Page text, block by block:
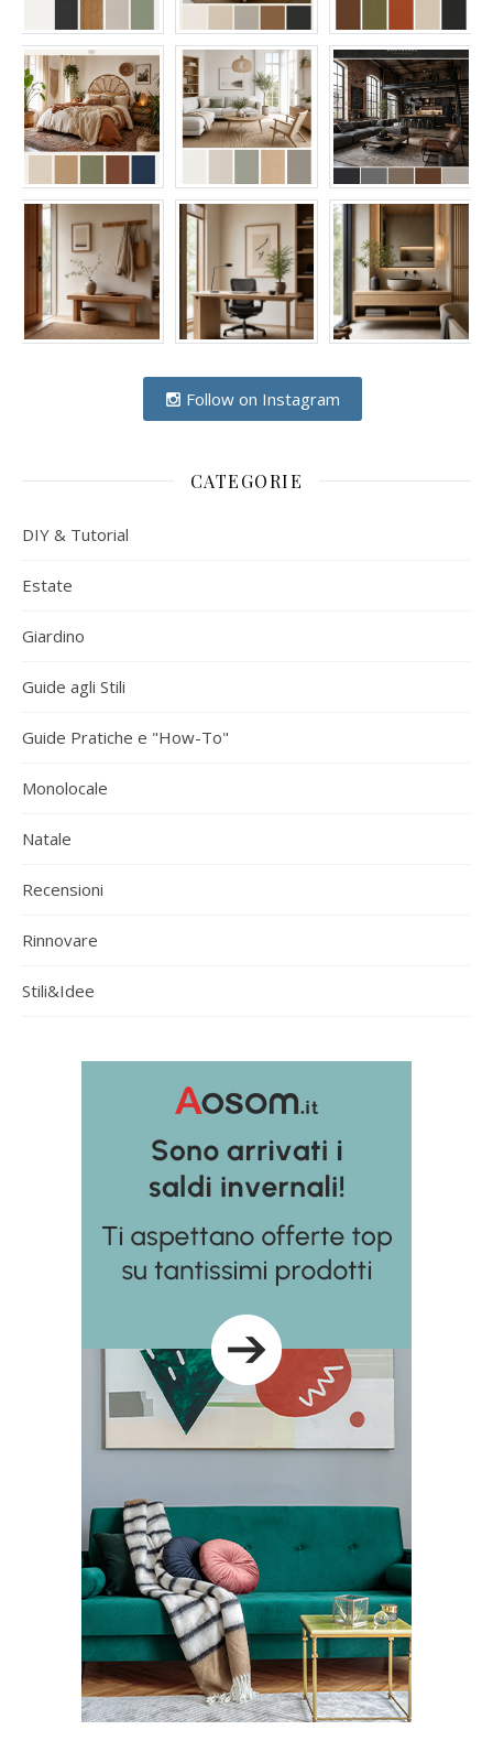
Follow on Instagram
CATEGORIE
DIY & Tutorial
Estate
Giardino
Guide agli Stili
Guide Pratiche e "How-To"
Monolocale
Natale
Recensioni
Rinnovare
Stili&Idee